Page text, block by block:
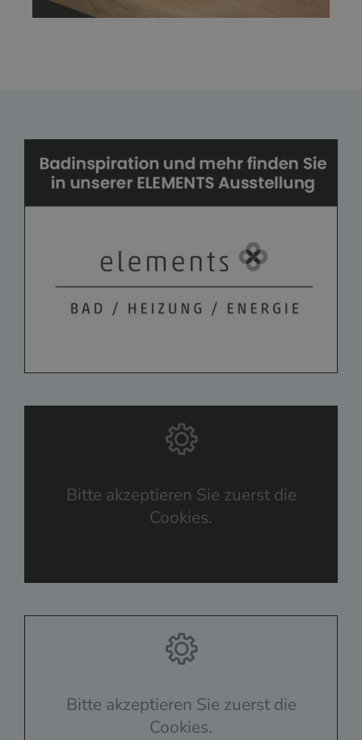
Bitte akzeptieren Sie zuerst die
Cookies.
Bitte akzeptieren Sie zuerst die
Cookies.